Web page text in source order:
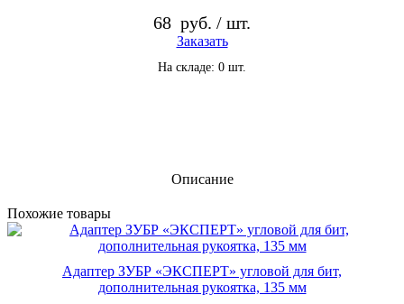
68 руб. / шт.
Заказать
На складе: 0 шт.
Описание
По­хо­жие то­ва­ры
Адаптер ЗУБР «ЭКСПЕРТ» угловой для бит,
дополнительная рукоятка, 135 мм